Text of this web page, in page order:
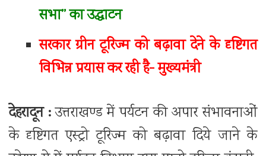
सभा’’ का उद्घाटन
सरकार ग्रीन टूरिज्म को बढ़ावा देने के दृष्टिगत
विभिन्न प्रयास कर रही है- मुख्यमंत्री
देहरादून :उत्तराखण्ड में पर्यटन की अपार संभावनाओं
के दृष्टिगत एस्ट्रो टूरिज्म को बढ़ावा दिये जाने के